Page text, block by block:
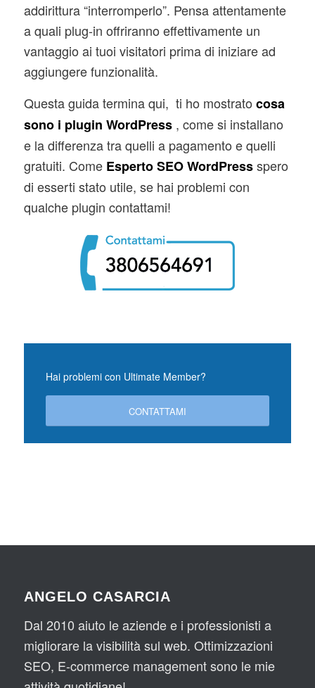
addirittura “interromperlo”. Pensa attentamente
a quali plug-in offriranno effettivamente un
vantaggio ai tuoi visitatori prima di iniziare ad
aggiungere funzionalità.
Questa guida termina qui, ti ho mostrato cosa
sono i plugin WordPress, come si installano
e la differenza tra quelli a pagamento e quelli
gratuiti. Come Esperto SEO WordPressspero
di esserti stato utile, se hai problemi con
qualche plugin contattami!
Hai problemi con Ultimate Member?
CONTATTAMI
ANGELO CASARCIA
Dal 2010 aiuto le aziende e i professionisti a
migliorare la visibilità sul web. Ottimizzazioni
SEO, E-commerce management sono le mie